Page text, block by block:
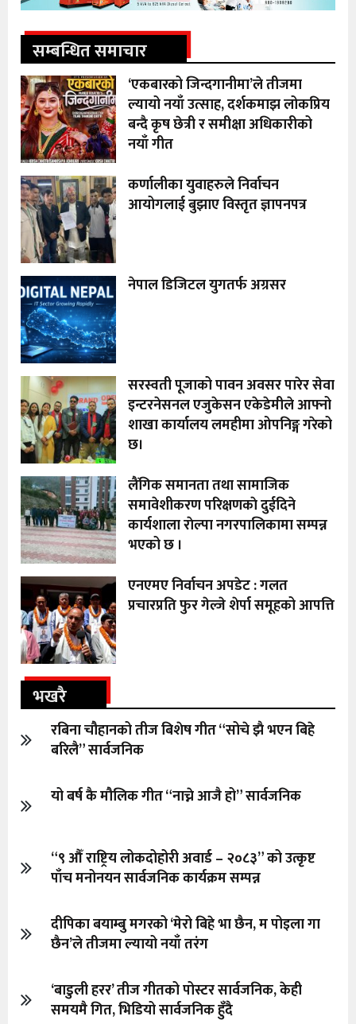
सम्बन्धित समाचार
‘एकबारको जिन्दगानीमा’ले तीजमा
ल्यायो नयाँ उत्साह, दर्शकमाझ लोकप्रिय
बन्दै कृष छेत्री र समीक्षा अधिकारीको
नयाँ गीत
कर्णालीका युवाहरुले निर्वाचन
आयोगलाई बुझाए विस्तृत ज्ञापनपत्र
नेपाल डिजिटल युगतर्फ अग्रसर
सरस्वती पूजाको पावन अवसर पारेर सेवा
इन्टरनेसनल एजुकेसन एकेडेमीले आफ्नो
शाखा कार्यालय लमहीमा ओपनिङ्ग गरेको
छ।
लैंगिक समानता तथा सामाजिक
समावेशीकरण परिक्षणकाे दुईदिने
कार्यशाला राेल्पा नगरपालिकामा सम्पन्न
भएको छ ।
एनएमए निर्वाचन अपडेट : गलत
प्रचारप्रति फुर गेल्जे शेर्पा समूहको आपत्ति
भखरै
रबिना चौहानको तीज बिशेष गीत “सोचे झै भएन बिहे
बरिलै” सार्वजनिक
यो बर्ष कै मौलिक गीत “नाच्ने आजै हो” सार्वजनिक
“९ औँ राष्ट्रिय लोकदोहोरी अवार्ड – २०८३” को उत्कृष्ट
पाँच मनोनयन सार्वजनिक कार्यक्रम सम्पन्न
दीपिका बयाम्बु मगरको ‘मेरो बिहे भा छैन, म पोइला गा
छैन’ले तीजमा ल्यायो नयाँ तरंग
‘बाडुली हरर’ तीज गीतको पोस्टर सार्वजनिक, केही
समयमै गित, भिडियो सार्वजनिक हुँदै